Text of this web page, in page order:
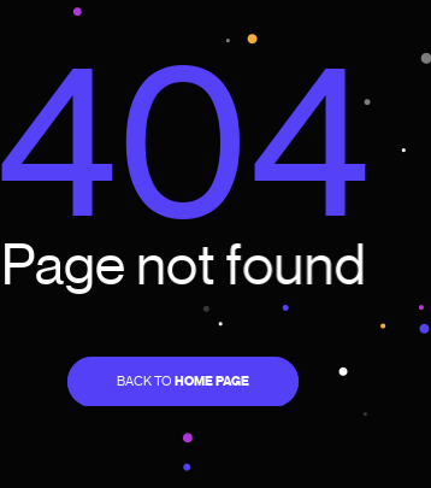
404
Page notfound
BACK TO HOME PAGE